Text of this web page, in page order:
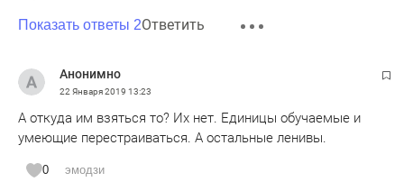
Показать ответы 2Ответить
Анонимно
22 Января 2019 13:23
А откуда им взяться то? Их нет. Единицы обучаемые и
умеющие перестраиваться. А остальные ленивы.
0 эмодзи